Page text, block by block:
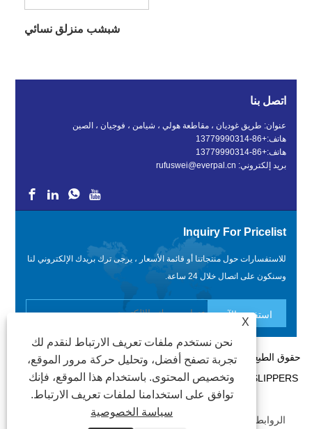
شبشب منزلق نسائي
اتصل بنا
عنوان: طريق غوديان ، مقاطعة هولي ، شيامن ، فوجيان ، الصين
هاتف:+86-13779990314
هاتف:+86-13779990314
بريد إلكتروني: rufuswei@everpal.cn
Inquiry For Pricelist
للاستفسارات حول منتجاتنا أو قائمة الأسعار ، يرجى ترك بريدك الإلكتروني لنا
وسنكون على اتصال خلال 24 ساعة.
حقوق الطبع والنشر © 2022 XIAMEN EVERPAL TRADE CO. ، LTD -
FLIP FLOPS ، SANDALS SLIPPERS ، SLIDES SLIPPERS - جميع
الحقوق محفوظة.
الروابط
RSS|XML|PRIVACY POLICY
X
نحن نستخدم ملفات تعريف الارتباط لنقدم لك
تجربة تصفح أفضل، وتحليل حركة مرور الموقع،
وتخصيص المحتوى. باستخدام هذا الموقع، فإنك
توافق على استخدامنا لملفات تعريف الارتباط.
سياسة الخصوصية